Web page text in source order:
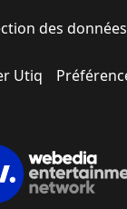
des données
Utiq